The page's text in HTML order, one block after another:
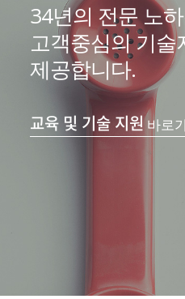
34년의 전문 노
고객중심의 기술
제공합니다.
교육 및 기술 지원 바로